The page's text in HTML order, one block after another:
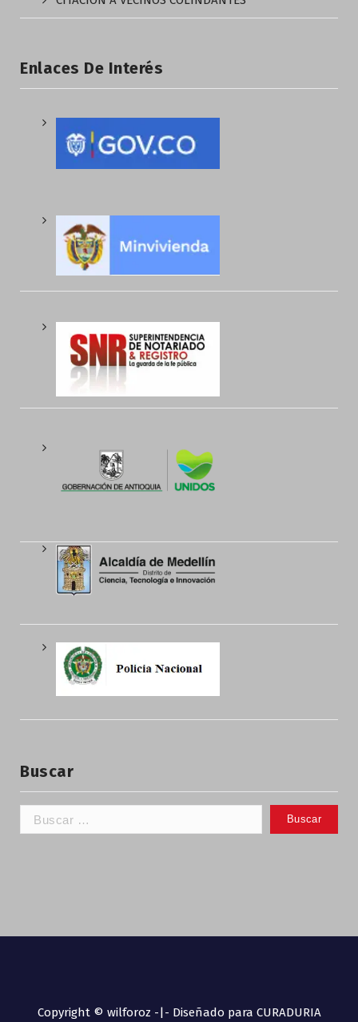
Enlaces De Interés
Buscar
Copyright © wilforoz -|- Diseñado para CURADURIA